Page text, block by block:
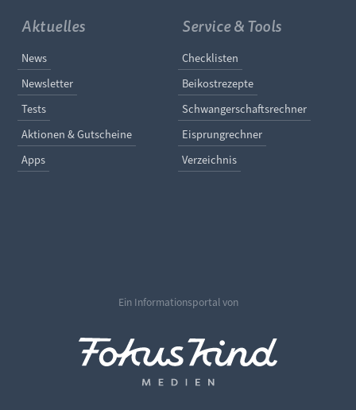
Aktuelles
Navigation überspringen
News
Newsletter
Tests
Aktionen & Gutscheine
Apps
Service & Tools
Navigation
Checklisten
Beikostrezepte
Schwangerschaftsrechner
Eisprungrechner
Verzeichnis
Ein Informationsportal von